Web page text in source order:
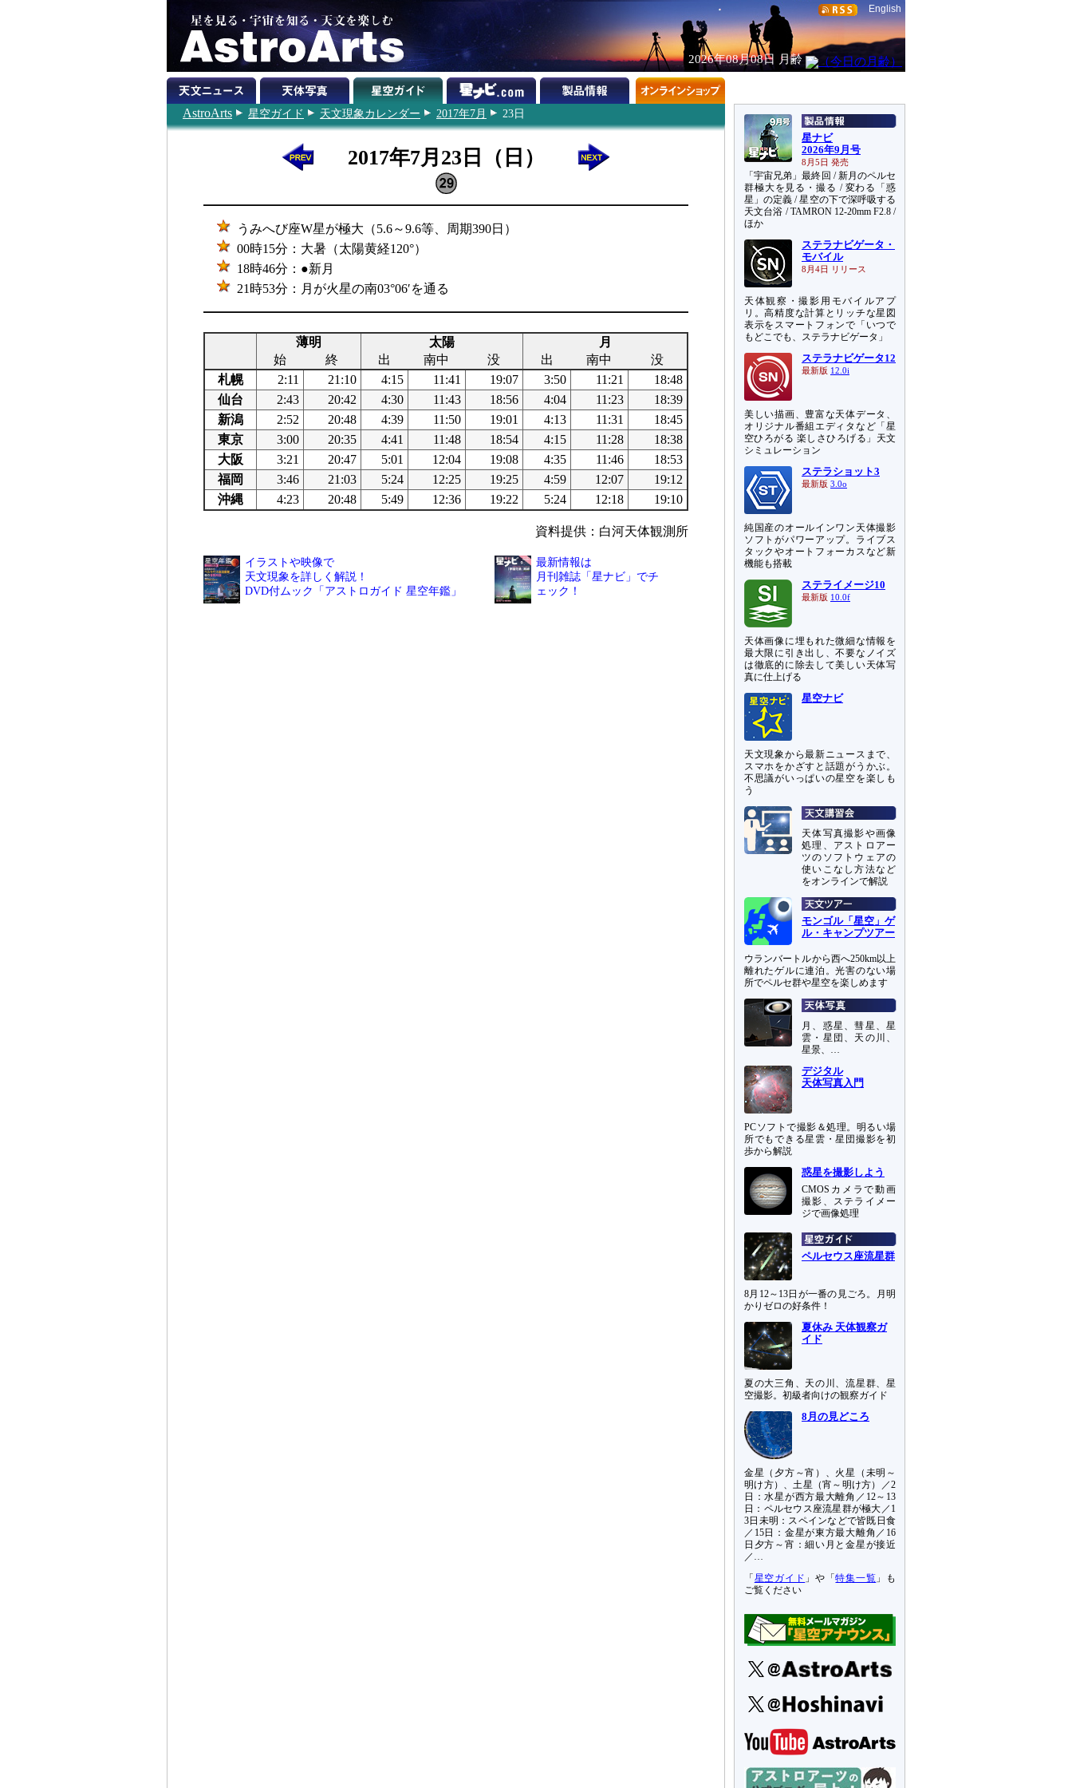
English
2026年08月08日 月齢
AstroArts 星空ガイド 天文現象カレンダー 2017年7月 23日
2017年7月23日（日）
うみへび座W星が極大（5.6～9.6等、周期390日）
00時15分：大暑（太陽黄経120°）
18時46分：●新月
21時53分：月が火星の南03°06′を通る
薄明 太陽
月
始
終 出 南中 没 出 南中
没
札幌
2:11 21:10 4:15 11:41 19:07 3:50 11:21
18:48
仙台
2:43 20:42 4:30 11:43 18:56 4:04 11:23
18:39
新潟
2:52 20:48 4:39 11:50 19:01 4:13 11:31
18:45
東京
3:00 20:35 4:41 11:48 18:54 4:15 11:28
18:38
大阪
3:21 20:47 5:01 12:04 19:08 4:35 11:46
18:53
福岡
3:46 21:03 5:24 12:25 19:25 4:59 12:07
19:12
沖縄
4:23 20:48 5:49 12:36 19:22 5:24 12:18 19:10
資料提供：白河天体観測所
イラストや映像で
天文現象を詳しく解説！
DVD付ムック「アストロガイド 星空年鑑」
最新情報は
月刊雑誌「星ナビ」でチ
ェック！
星ナビ
2026年9月号
8月5日 発売
「宇宙兄弟」最終回 / 新月のペルセ
群極大を見る・撮る / 変わる「惑
星」の定義 / 星空の下で深呼吸する
天文台浴 / TAMRON 12-20mm F2.8 /
ほか
ステラナビゲータ・
モバイル
8月4日 リリース
天体観察・撮影用モバイルアプ
リ。高精度な計算とリッチな星図
表示をスマートフォンで「いつで
もどこでも、ステラナビゲータ」
ステラナビゲータ12
最新版 12.0i
美しい描画、豊富な天体データ、
オリジナル番組エディタなど「星
空ひろがる 楽しさひろげる」天文
シミュレーション
ステラショット3
最新版 3.0o
純国産のオールインワン天体撮影
ソフトがパワーアップ。ライブス
タックやオートフォーカスなど新
機能も搭載
ステライメージ10
最新版 10.0f
天体画像に埋もれた微細な情報を
最大限に引き出し、不要なノイズ
は徹底的に除去して美しい天体写
真に仕上げる
星空ナビ
天文現象から最新ニュースまで、
スマホをかざすと話題がうかぶ。
不思議がいっぱいの星空を楽しも
う
天体写真撮影や画像
処理、アストロアー
ツのソフトウェアの
使いこなし方法など
をオンラインで解説
モンゴル「星空」ゲ
ル・キャンプツアー
ウランバートルから西へ250km以上
離れたゲルに連泊。光害のない場
所でペルセ群や星空を楽しめます
月、惑星、彗星、星
雲・星団、天の川、
星景、…
デジタル
天体写真入門
PCソフトで撮影＆処理。明るい場
所でもできる星雲・星団撮影を初
歩から解説
惑星を撮影しよう
CMOSカメラで動画
撮影、ステライメー
ジで画像処理
ペルセウス座流星群
8月12～13日が一番の見ごろ。月明
かりゼロの好条件！
夏休み 天体観察ガ
イド
夏の大三角、天の川、流星群、星
空撮影。初級者向けの観察ガイド
8月の見どころ
金星（夕方～宵）、火星（未明～
明け方）、土星（宵～明け方）／2
日：水星が西方最大離角／12～13
日：ペルセウス座流星群が極大／1
3日未明：スペインなどで皆既日食
／15日：金星が東方最大離角／16
日夕方～宵：細い月と金星が接近
／…
「 星空ガイド 」や「特集一覧 」も
ご覧ください